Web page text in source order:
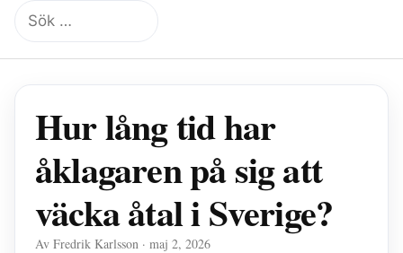
Sök
efter:
Hur lång tid har
åklagaren på sig att
väcka åtal i Sverige?
Av Fredrik Karlsson · maj 2, 2026